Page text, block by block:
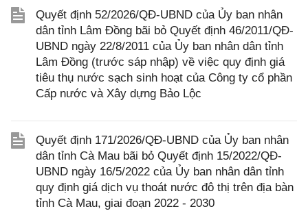
Quyết định 52/2026/QĐ-UBND của Ủy ban nhân
dân tỉnh Lâm Đồng bãi bỏ Quyết định 46/2011/QĐ-
UBND ngày 22/8/2011 của Ủy ban nhân dân tỉnh
Lâm Đồng (trước sáp nhập) về việc quy định giá
tiêu thụ nước sạch sinh hoạt của Công ty cổ phần
Cấp nước và Xây dựng Bảo Lộc
Quyết định 171/2026/QĐ-UBND của Ủy ban nhân
dân tỉnh Cà Mau bãi bỏ Quyết định 15/2022/QĐ-
UBND ngày 16/5/2022 của Ủy ban nhân dân tỉnh
quy định giá dịch vụ thoát nước đô thị trên địa bàn
tỉnh Cà Mau, giai đoạn 2022 - 2030